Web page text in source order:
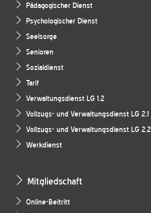
Pädagogischer Dienst
Psychologischer Dienst
Seelsorge
Senioren
Sozialdienst
Tarif
Verwaltungsdienst LG 1.2
Vollzugs- und Verwaltungsdienst LG 2.1
Vollzugs- und Verwaltungsdienst LG 2.2
Werkdienst
Mitgliedschaft
Online-Beitritt